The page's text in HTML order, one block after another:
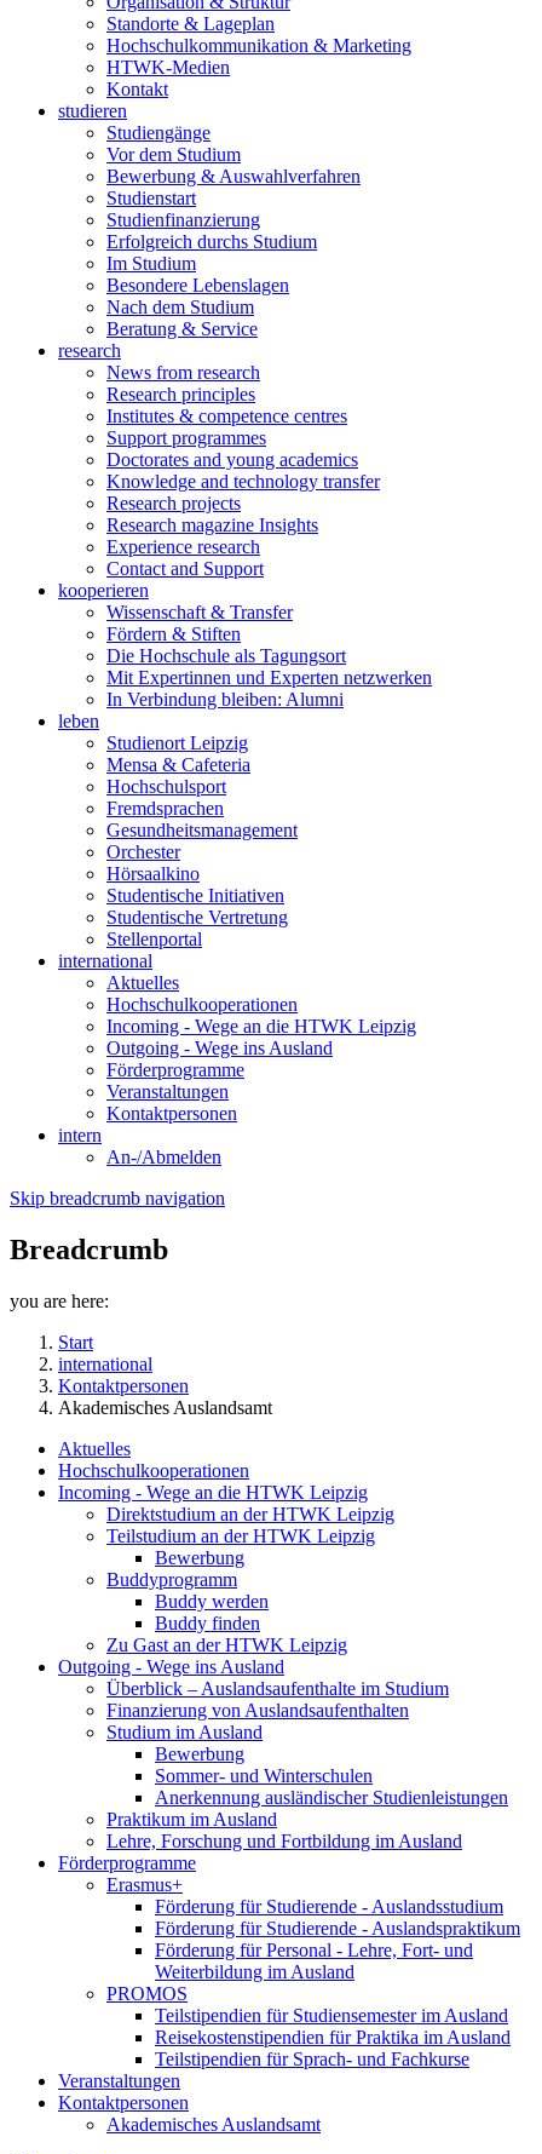
Standorte & Lageplan
Hochschulkommunikation & Marketing
HTWK-Medien
Kontakt
studieren
Studiengänge
Vor dem Studium
Bewerbung & Auswahlverfahren
Studienstart
Studienfinanzierung
Erfolgreich durchs Studium
Im Studium
Besondere Lebenslagen
Nach dem Studium
Beratung & Service
research
News from research
Research principles
Institutes & competence centres
Support programmes
Doctorates and young academics
Knowledge and technology transfer
Research projects
Research magazine Insights
Experience research
Contact and Support
kooperieren
Wissenschaft & Transfer
Fördern & Stiften
Die Hochschule als Tagungsort
Mit Expertinnen und Experten netzwerken
In Verbindung bleiben: Alumni
leben
Studienort Leipzig
Mensa & Cafeteria
Hochschulsport
Fremdsprachen
Gesundheitsmanagement
Orchester
Hörsaalkino
Studentische Initiativen
Studentische Vertretung
Stellenportal
international
Aktuelles
Hochschulkooperationen
Incoming - Wege an die HTWK Leipzig
Outgoing - Wege ins Ausland
Förderprogramme
Veranstaltungen
Kontaktpersonen
intern
An-/Abmelden
Skip breadcrumb navigation
Breadcrumb
you are here:
Start
international
Kontaktpersonen
Akademisches Auslandsamt
Aktuelles
Hochschulkooperationen
Incoming - Wege an die HTWK Leipzig
Direktstudium an der HTWK Leipzig
Teilstudium an der HTWK Leipzig
Bewerbung
Buddyprogramm
Buddy werden
Buddy finden
Zu Gast an der HTWK Leipzig
Outgoing - Wege ins Ausland
Überblick – Auslandsaufenthalte im Studium
Finanzierung von Auslandsaufenthalten
Studium im Ausland
Bewerbung
Sommer- und Winterschulen
Anerkennung ausländischer Studienleistungen
Praktikum im Ausland
Lehre, Forschung und Fortbildung im Ausland
Förderprogramme
Erasmus+
Förderung für Studierende - Auslandsstudium
Förderung für Studierende - Auslandspraktikum
Förderung für Personal - Lehre, Fort- und
Weiterbildung im Ausland
PROMOS
Teilstipendien für Studiensemester im Ausland
Reisekostenstipendien für Praktika im Ausland
Teilstipendien für Sprach- und Fachkurse
Veranstaltungen
Kontaktpersonen
Akademisches Auslandsamt